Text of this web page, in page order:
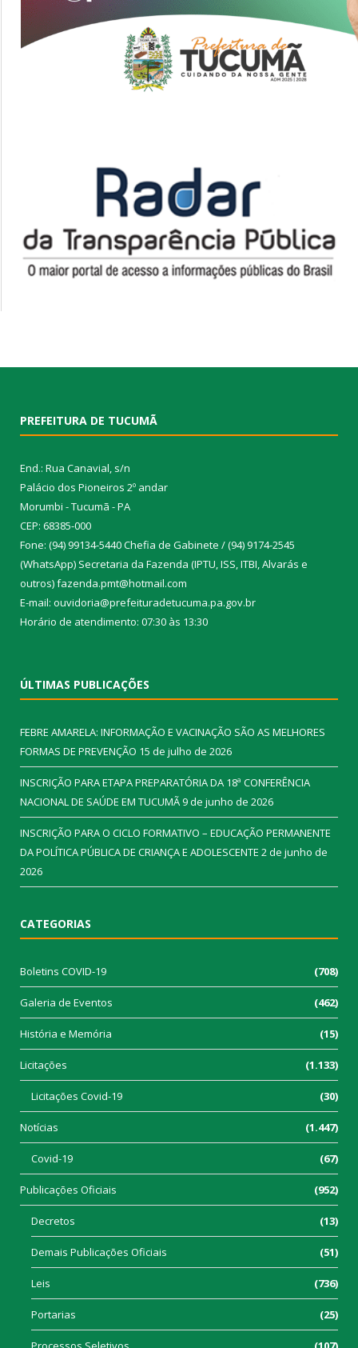
PREFEITURA DE TUCUMÃ
End.: Rua Canavial, s/n
Palácio dos Pioneiros 2º andar
Morumbi - Tucumã - PA
CEP: 68385-000
Fone: (94) 99134-5440 Chefia de Gabinete / (94) 9174-2545
(WhatsApp) Secretaria da Fazenda (IPTU, ISS, ITBI, Alvarás e
outros) fazenda.pmt@hotmail.com
E-mail: ouvidoria@prefeituradetucuma.pa.gov.br
Horário de atendimento: 07:30 às 13:30
ÚLTIMAS PUBLICAÇÕES
FEBRE AMARELA: INFORMAÇÃO E VACINAÇÃO SÃO AS MELHORES
FORMAS DE PREVENÇÃO 15 de julho de 2026
INSCRIÇÃO PARA ETAPA PREPARATÓRIA DA 18ª CONFERÊNCIA
NACIONAL DE SAÚDE EM TUCUMÃ9 de junho de 2026
INSCRIÇÃO PARA O CICLO FORMATIVO – EDUCAÇÃO PERMANENTE
DA POLÍTICA PÚBLICA DE CRIANÇA E ADOLESCENTE 2 de junho de
2026
CATEGORIAS
Boletins COVID-19 (708)
Galeria de Eventos (462)
História e Memória (15)
Licitações (1.133)
Licitações Covid-19 (30)
Notícias (1.447)
Covid-19 (67)
Publicações Oficiais (952)
Decretos (13)
Demais Publicações Oficiais (51)
Leis (736)
Portarias (25)